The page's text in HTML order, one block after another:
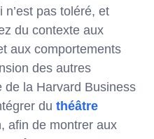
pas toléré, et
du contexte aux
aux comportements
des autres
de la Harvard Business
du théâtre
afin de montrer aux